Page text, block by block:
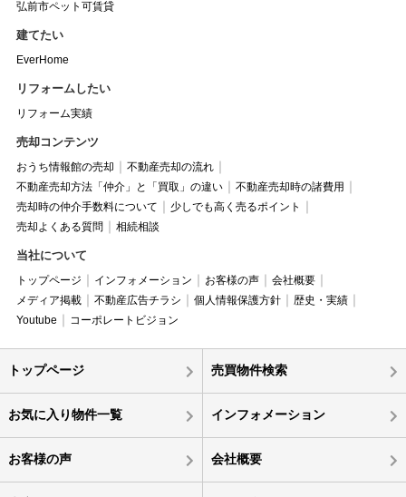
弘前市ペット可賃貸
建てたい
EverHome
リフォームしたい
リフォーム実績
売却コンテンツ
おうち情報館の売却
不動産売却の流れ
不動産売却方法「仲介」と「買取」の違い
不動産売却時の諸費用
売却時の仲介手数料について
少しでも高く売るポイント
売却よくある質問
相続相談
当社について
トップページ インフォメーション お客様の声
会社概要
メディア掲載
不動産広告チラシ 個人情報保護方針
歴史・実績
Youtube
コーポレートビジョン
トップページ 売買物件検索
お気に入り物件一覧 インフォメーション
お客様の声 会社概要